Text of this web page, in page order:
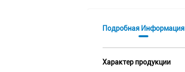
Подробная Информация
Характер продукции